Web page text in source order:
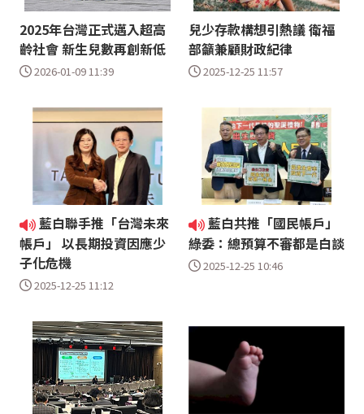
2025年台灣正式邁入超高
齡社會 新生兒數再創新低
2026-01-09 11:39
兒少存款構想引熱議 衛福
部籲兼顧財政紀律
2025-12-25 11:57
藍白聯手推「台灣未來
帳戶」 以長期投資因應少
子化危機
2025-12-25 11:12
藍白共推「國民帳戶」
綠委：總預算不審都是白談
2025-12-25 10:46